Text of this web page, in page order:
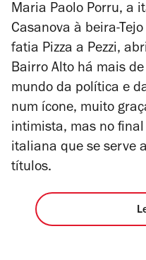
Maria Paolo Porru, a
Casanova à beira-
fatia Pizza a Pezzi,
Bairro Alto há mais
mundo da política e
num ícone, muito
intimista, mas no final
italiana que se serve
títulos.